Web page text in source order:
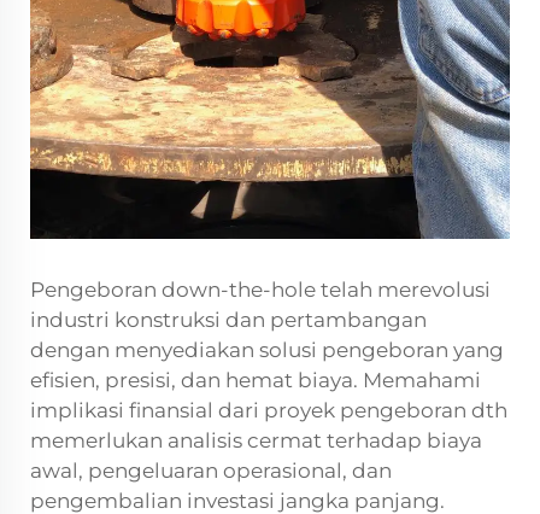
Pengeboran down-the-hole telah merevolusi
industri konstruksi dan pertambangan
dengan menyediakan solusi pengeboran yang
efisien, presisi, dan hemat biaya. Memahami
implikasi finansial dari proyek pengeboran dth
memerlukan analisis cermat terhadap biaya
awal, pengeluaran operasional, dan
pengembalian investasi jangka panjang.